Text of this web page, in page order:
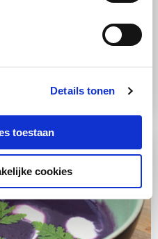
Details tonen
toestaan
cookies